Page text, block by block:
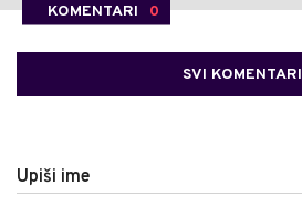
KOMENTARI 0
SVI KOMENTARI
Upiši ime